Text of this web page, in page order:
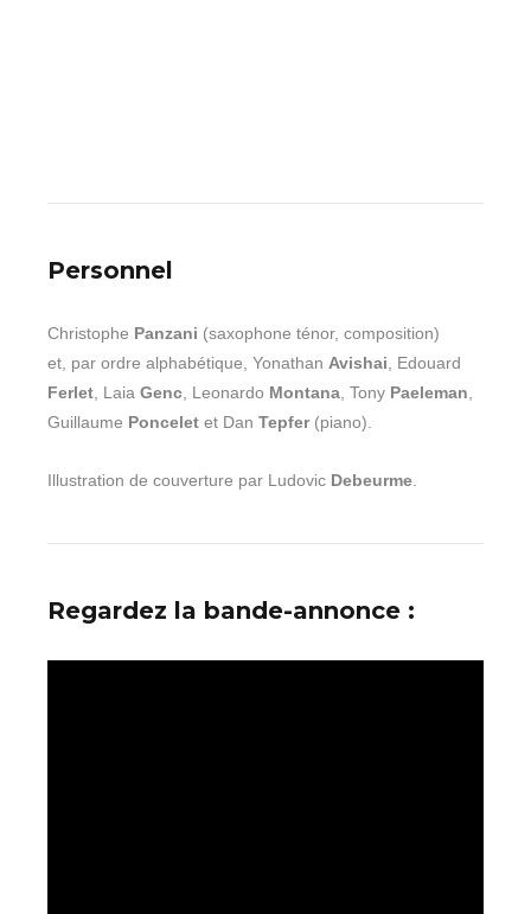
Personnel
Christophe Panzani (saxophone ténor, composition)
et, par ordre alphabétique, Yonathan Avishai , Edouard
Ferlet , Laia Genc , Leonardo Montana , Tony Paeleman
Guillaume Poncelet et Dan Tepfer(piano).
Illustration de couverture par Ludovic Debeurme
Regardez la bande-annonce :